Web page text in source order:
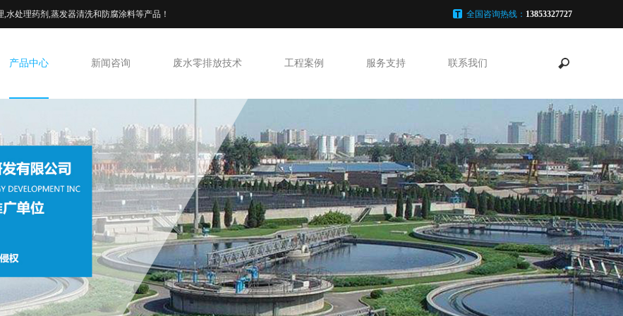
处理药剂,蒸发器清洗和防腐涂料等产品！ 全国咨询热线： 13853327727
产品中心 新闻咨询 废水零排放技术 工程案例 服务支持 联系我们